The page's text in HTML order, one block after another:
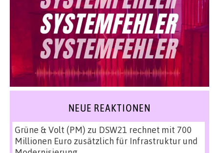
NEUE REAKTIONEN
Grüne & Volt (PM) zu DSW21 rechnet mit 700
Millionen Euro zusätzlich für Infrastruktur und